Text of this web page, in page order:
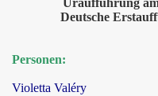
Deutsche
Personen:
Violetta Valéry